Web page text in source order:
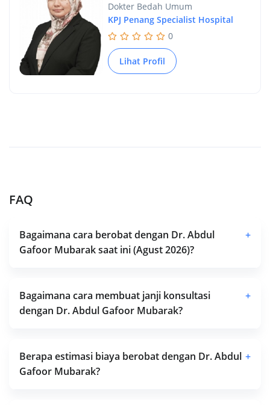
Dokter Bedah Umum
KPJ Penang Specialist Hospital
0
Lihat Profil
FAQ
Bagaimana cara berobat dengan Dr. Abdul
Gafoor Mubarak saat ini (Agust 2026)?
+
Bagaimana cara membuat janji konsultasi
dengan Dr. Abdul Gafoor Mubarak?
+
Berapa estimasi biaya berobat dengan Dr. Abdul
Gafoor Mubarak?
+